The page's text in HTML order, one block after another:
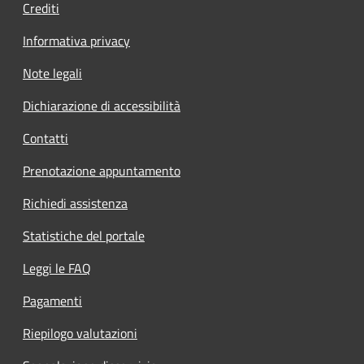
Crediti
Informativa privacy
Note legali
Dichiarazione di accessibilità
Contatti
Prenotazione appuntamento
Richiedi assistenza
Statistiche del portale
Leggi le FAQ
Pagamenti
Riepilogo valutazioni